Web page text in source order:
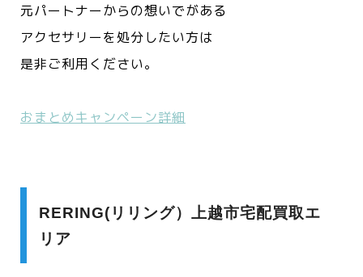
元パートナーからの想いでがある
アクセサリーを処分したい方は
是非ご利用ください。
おまとめキャンペーン詳細
RERING(リリング）上越市宅配買取エ
リア